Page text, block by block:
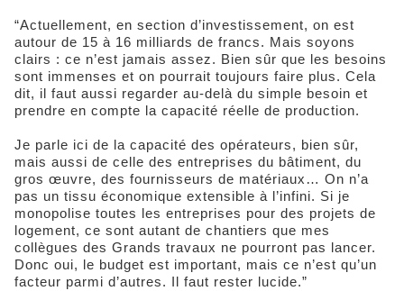
“Actuellement, en section d’investissement, on est
autour de 15 à 16 milliards de francs. Mais soyons
clairs : ce n’est jamais assez. Bien sûr que les besoins
sont immenses et on pourrait toujours faire plus. Cela
dit, il faut aussi regarder au-delà du simple besoin et
prendre en compte la capacité réelle de production.
Je parle ici de la capacité des opérateurs, bien sûr,
mais aussi de celle des entreprises du bâtiment, du
gros œuvre, des fournisseurs de matériaux… On n’a
pas un tissu économique extensible à l’infini. Si je
monopolise toutes les entreprises pour des projets de
logement, ce sont autant de chantiers que mes
collègues des Grands travaux ne pourront pas lancer.
Donc oui, le budget est important, mais ce n’est qu’un
facteur parmi d’autres. Il faut rester lucide.”